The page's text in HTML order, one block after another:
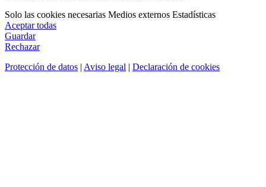
Solo las cookies necesarias Medios externos Estadísticas
Aceptar todas
Guardar
Rechazar
Protección de datos | Aviso legal | Declaración de cookies